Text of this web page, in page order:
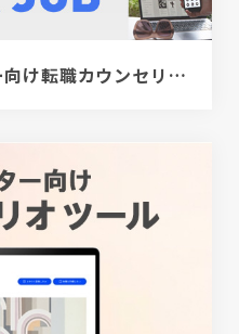
[PR]経験者クリエイター向け転職カウンセリング｜デザイナー / ディレクター / エンジニア